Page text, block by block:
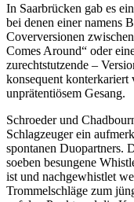
In Saarbrücken gab es
bei denen einer namens
Coverversionen
Comes Around“ oder
zurechtstutzende –
konsequent konterkariert
unprätentiösem Gesang.
Schroeder und
Schlagzeuger ein
spontanen Duopartners.
soeben besungene
ist und nachgewhistlet
Trommelschläge zum